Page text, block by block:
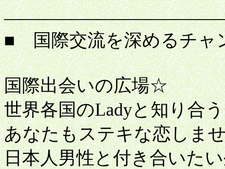
■ 国際交流を深めるチ
国際出会いの広場☆
世界各国のLadyと知り合
あなたもステキな恋しま
日本人男性と付き合いた